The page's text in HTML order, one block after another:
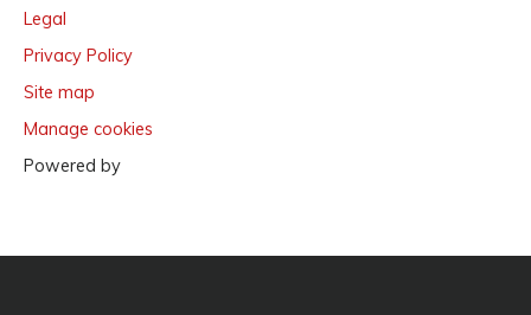
Legal
Privacy Policy
Site map
Manage cookies
Powered by